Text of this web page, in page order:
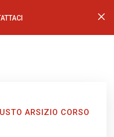
ARSIZIO CORSO